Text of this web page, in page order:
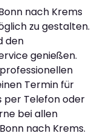
nach Krems
zu gestalten.
den
genießen.
Termin für
per Telefon oder
bei allen
nach Krems.